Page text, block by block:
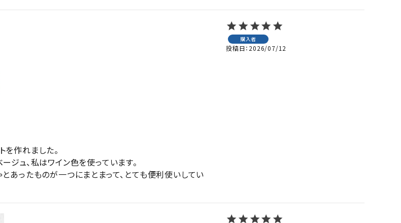
購入者
投稿日 2026/07/12
を作れました。
ジュ、私はワイン色を使っています。
あったものが一つにまとまって、とても便利使いしてい